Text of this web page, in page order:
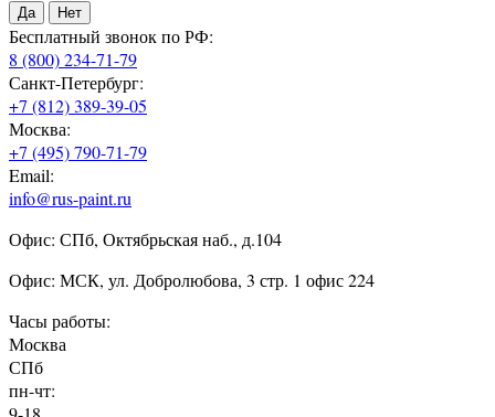
Да Нет
Бесплатный звонок по РФ:
8 (800) 234-71-79
Санкт-Петербург:
+7 (812) 389-39-05
Москва:
+7 (495) 790-71-79
Email:
info@rus-paint.ru
Офис: СПб, Октябрьская наб., д.104
Офис: МСК, ул. Добролюбова, 3 стр. 1 офис 224
Часы работы:
Москва
СПб
пн-чт: